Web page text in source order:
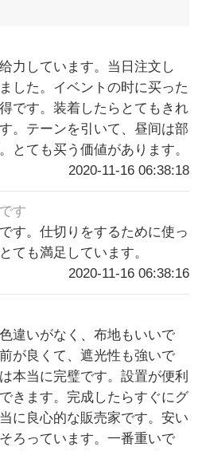
力しています。当日注文し
した。イベントの时に买った
です。装着したらとてもきれ
。テーンを引いて、昼间は部
とても买う価値があります。
2020-11-16 06:38:18
す
す。仕切りをするために使っ
ても満足しています。
2020-11-16 06:38:16
違いがなく、布地もいいで
が良くて、遮光性も強いで
本当に完璧です。設置が便利
きます。完成したらすぐにグ
に良心的な販売家です。安い
ろっています。一番重いで